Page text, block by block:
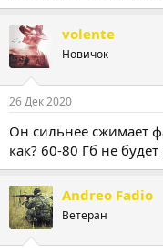
volente
Новичок
26 Дек 2020
Он сильнее сжимает
как? 60-80 Гб не
Andreo Fadio
Ветеран